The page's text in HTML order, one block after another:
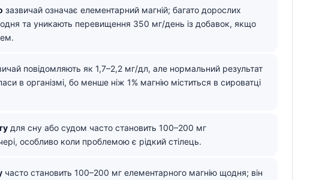
зазвичай означає елементарний магній; багато дорослих
та уникають перевищення 350 мг/день із добавок, якщо
повідомляють як 1,7–2,2 мг/дл, але нормальний результат
в організмі, бо менше ніж 1% магнію міститься в сироватці
для сну або судом часто становить 100–200 мг
особливо коли проблемою є рідкий стілець.
часто становить 100–200 мг елементарного магнію щодня; він